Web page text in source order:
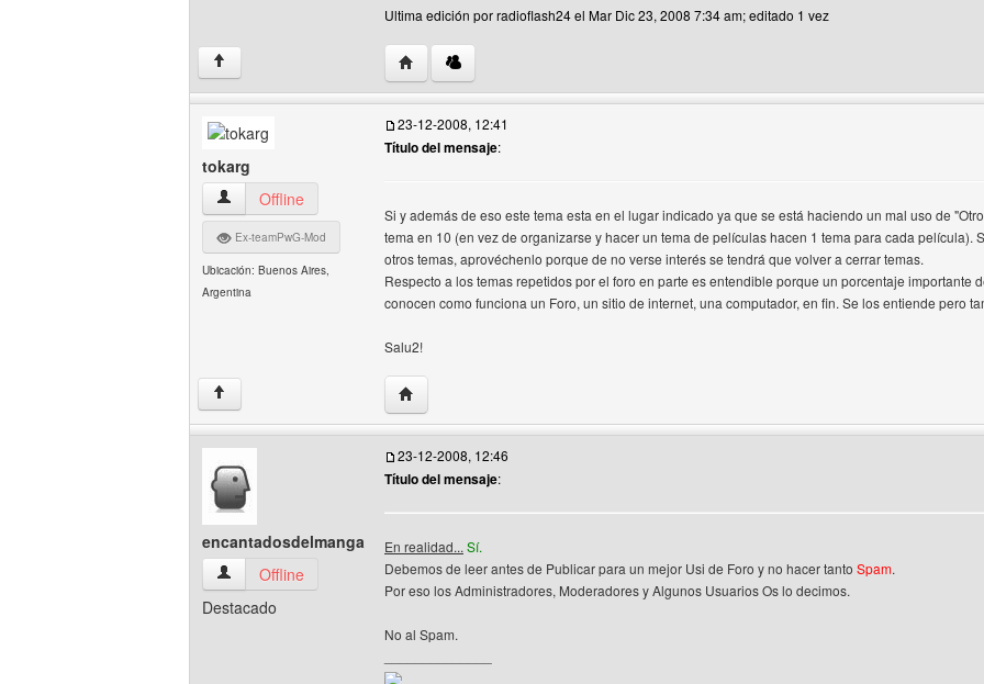
Ultima edición por radioflash24 el Mar Dic 23, 2008 7:34 am; editado 1 vez
↑ Visitar sitio web del autor: radioflash24
tokarg
tokarg Ver perfil del usuario
Offline
Ex-teamPwG-Mod
Ubicación: Buenos Aires,
Argentina
23-12-2008, 12:41
Título del mensaje:
Si y además de eso este tema esta en el lugar indicado ya que se está haciendo un mal uso de
tema en 10 (en vez de organizarse y hacer un tema de películas hacen 1 tema para cada película).
otros temas, aprovéchenlo porque de no verse interés se tendrá que volver a cerrar temas.
Respecto a los temas repetidos por el foro en parte es entendible porque un porcentaje importante
conocen como funciona un Foro, un sitio de internet, una computador, en fin. Se los entiende pero
Salu2!
↑ Visitar sitio web del autor: tokarg
encantadosdelmanga
encantadosdelmanga Ver perfil del usuario
Offline
Destacado
23-12-2008, 12:46
Título del mensaje:
En realidad... Sí.
Debemos de leer antes de Publicar para un mejor Usi de Foro y no hacer tanto Spam.
Por eso los Administradores, Moderadores y Algunos Usuarios Os lo decimos.
No al Spam.